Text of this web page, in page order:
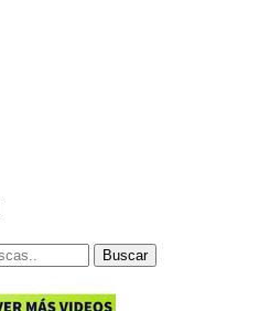
Buscar